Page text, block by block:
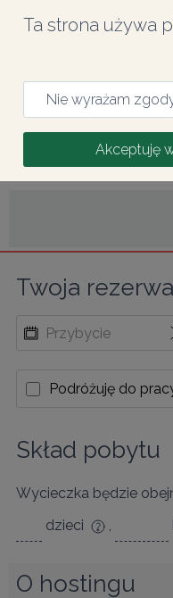
Ta strona używa
Nie wyrażam
Akceptuję
Twoja
Podróżuję do
Skład pobytu
Wycieczka będzie
dzieci
,
O hostingu